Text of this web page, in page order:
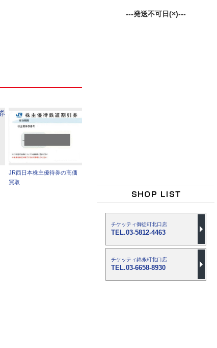
JR西日本株主優待券の高価
買取
---発送不可日(×)---
チケッティ御徒町北口店
TEL.03-5812-4463
チケッティ錦糸町北口店
TEL.03-6658-8930